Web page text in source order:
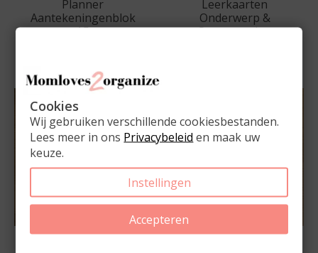
Planner
Aantekeningenblok
A5
Leerkaarten
Onderwerp &
Samenvatting
Cookies
Wij gebruiken verschillende cookiesbestanden.
Lees meer in ons Privacybeleid en maak uw
keuze.
Instellingen
Accepteren